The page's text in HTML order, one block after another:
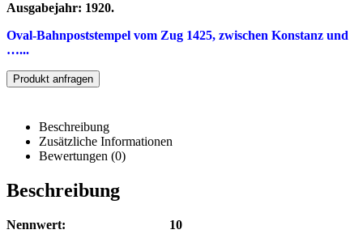
Ausgabejahr: 1920.
Oval-Bahnpoststempel vom Zug 1425, zwischen Konstanz und
…...
Produkt anfragen
Beschreibung
Zusätzliche Informationen
Bewertungen (0)
Beschreibung
Nennwert: 10